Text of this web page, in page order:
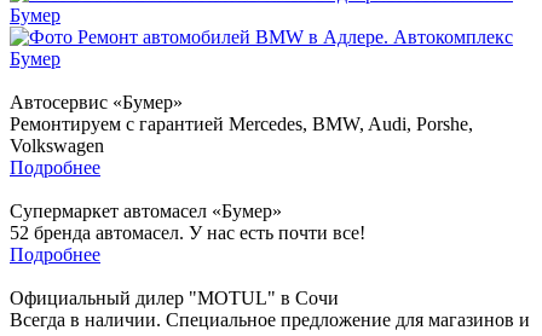
Автосервис «Бумер»
Ремонтируем с гарантией Mercedes, BMW, Audi, Porshe,
Volkswagen
Подробнее
Супермаркет автомасел «Бумер»
52 бренда автомасел. У нас есть почти все!
Подробнее
Официальный дилер "MOTUL" в Сочи
Всегда в наличии. Специальное предложение для магазинов и